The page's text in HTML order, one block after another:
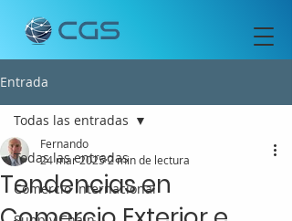
Entrada
Todas las entradas
Comercio Internacional
Todas las entradas
Tendencias en
Fernando
24 mar 20252 min de lectura